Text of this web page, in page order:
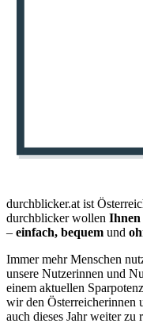
durchblicker.at ist
durchblicker wollen Ihnen
– einfach, bequem und
Immer mehr Menschen
unsere Nutzerinnen und
einem aktuellen
wir den Österreicherinnen
auch dieses Jahr weiter zu